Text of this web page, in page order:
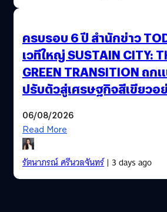
ครบรอบ 6 ปี สำนักข่าว
เวทีใหญ่ SUSTAIN CITY:
GREEN TRANSITION ถก
ปรับตัวสู่เศรษฐกิจสีเขียวอ
06/08/2026
Read More
รัตนาภรณ์ ศรีนวลจันทร์| 3 days ago